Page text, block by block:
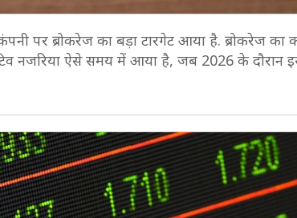
पर ब्रोकरेज का बड़ा टारगेट आया है. ब्रोकरेज
नजरिया ऐसे समय में आया है, जब 2026 के दौरान